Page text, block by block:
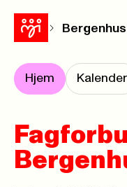
Bergenhus
Hjem Kalender